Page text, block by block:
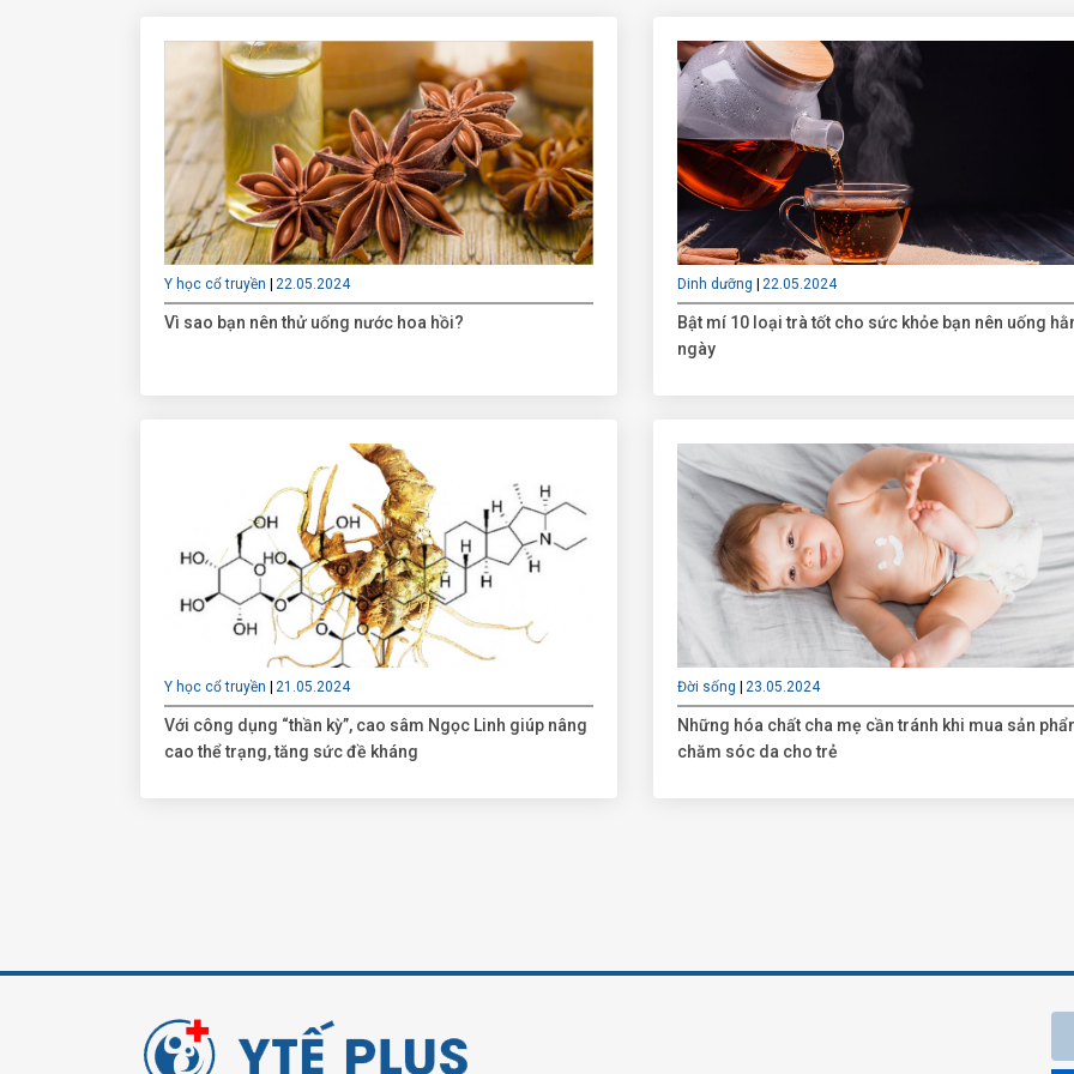
Y học cổ truyền 22.05.2024
Vì sao bạn nên thử uống nước hoa hồi?
Dinh dưỡng 22.05.2024
Bật mí 10 loại trà tốt cho sức khỏe bạn nên uống
ngày
Y học cổ truyền 21.05.2024
Với công dụng “thần kỳ”, cao sâm Ngọc Linh giúp nâng
cao thể trạng, tăng sức đề kháng
Đời sống 23.05.2024
Những hóa chất cha mẹ cần tránh khi mua sản
chăm sóc da cho trẻ